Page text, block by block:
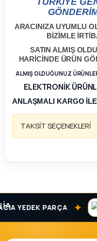
Parça
Parça
ARACINIZA UYUMLU
BİZİMLE
SATIN ALMIŞ
HARİCİNDE ÜRÜN
ALMIŞ OLDUĞUNUZ
ELEKTRONİK
ANLAŞMALI KARGO
TAKSİT SEÇENEKLERİ
YEDEK PARÇA ✦